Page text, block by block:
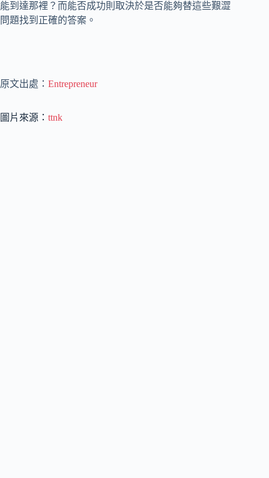
能到達那裡？而能否成功則取決於是否能夠替這些艱澀
問題找到正確的答案。
原文出處： Entrepreneur
圖片來源： ttnk